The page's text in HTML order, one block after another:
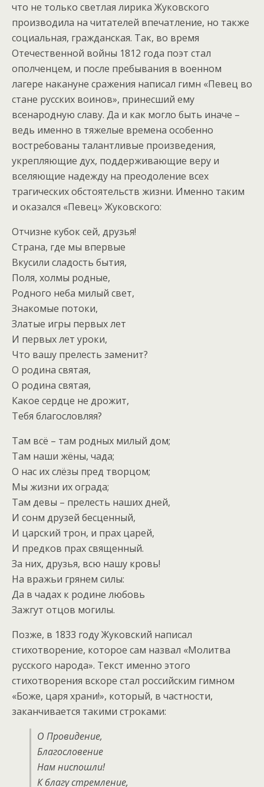
что не только светлая лирика Жуковского
производила на читателей впечатление, но также
социальная, гражданская. Так, во время
Отечественной войны 1812 года поэт стал
ополченцем, и после пребывания в военном
лагере накануне сражения написал гимн «Певец во
стане русских воинов», принесший ему
всенародную славу. Да и как могло быть иначе –
ведь именно в тяжелые времена особенно
востребованы талантливые произведения,
укрепляющие дух, поддерживающие веру и
вселяющие надежду на преодоление всех
трагических обстоятельств жизни. Именно таким
и оказался «Певец» Жуковского:
Отчизне кубок сей, друзья!
Страна, где мы впервые
Вкусили сладость бытия,
Поля, холмы родные,
Родного неба милый свет,
Знакомые потоки,
Златые игры первых лет
И первых лет уроки,
Что вашу прелесть заменит?
О родина святая,
О родина святая,
Какое сердце не дрожит,
Тебя благословляя?
Там всё – там родных милый дом;
Там наши жёны, чада;
О нас их слёзы пред творцом;
Мы жизни их ограда;
Там девы – прелесть наших дней,
И сонм друзей бесценный,
И царский трон, и прах царей,
И предков прах священный.
За них, друзья, всю нашу кровь!
На вражьи грянем силы:
Да в чадах к родине любовь
Зажгут отцов могилы.
Позже, в 1833 году Жуковский написал
стихотворение, которое сам назвал «Молитва
русского народа». Текст именно этого
стихотворения вскоре стал российским гимном
«Боже, царя храни!», который, в частности,
заканчивается такими строками:
О Провидение,
Благословение
Нам ниспошли!
К благу стремление,